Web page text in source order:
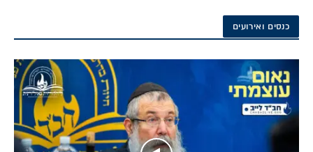
כנסים ואירועים